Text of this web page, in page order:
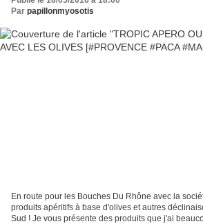
Par papillonmyosotis
En route pour les Bouches Du Rhône avec la
produits apéritifs à base d'olives et autres
Sud ! Je vous présente des produits que j'ai